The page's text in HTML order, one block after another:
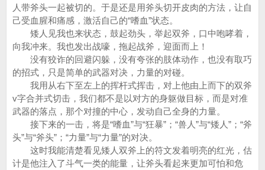
人带斧头一起被切的。于是还是用斧头切开皮肉的方法，让自
己受血腥和痛感，激活自己的“嗜血”状态。
矮人见我也来状态，鼓起劲头，举起双斧，口中咆哮着，
向我冲来。我也发出战嚎，拖起战斧，迎面而上！
没有狡诈的回避闪躲，没有夸张的肢体动作，也没有取巧
的招式，只是简单的武器对决，力量的对碰。
我用从右下至左上的挥杆式挥击，对上他由上而下的双斧
v字合并式切击，我们都不是以对方的身躯做目标，而是对准
武器的落点，那个对撞的中心，发动自己全身的力量。
接下来的一击，将是“嗜血”与“狂暴”；“兽人”与“矮人”；“斧
头”与“斧头”；“力量”与“力量”的对决。
这时我能清楚看见矮人双斧上的符文发着明亮的红光，估
计是他注入了斗气一类的能量，让斧头看起来更加可怕和危